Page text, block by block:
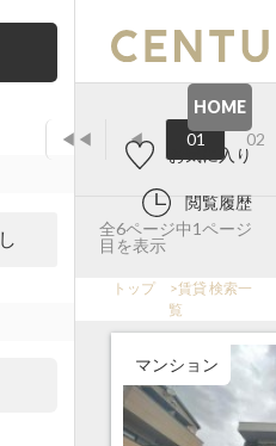
HOME
お気に入り
閲覧履歴
◀◀ ◀ 01 02
全6ページ中1ページ
目を表示
トップ >賃貸 検索一
覧
マンション